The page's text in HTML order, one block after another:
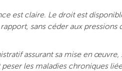
est claire. Le droit est
sans céder aux pressions
assurant sa mise en
les maladies chroniques